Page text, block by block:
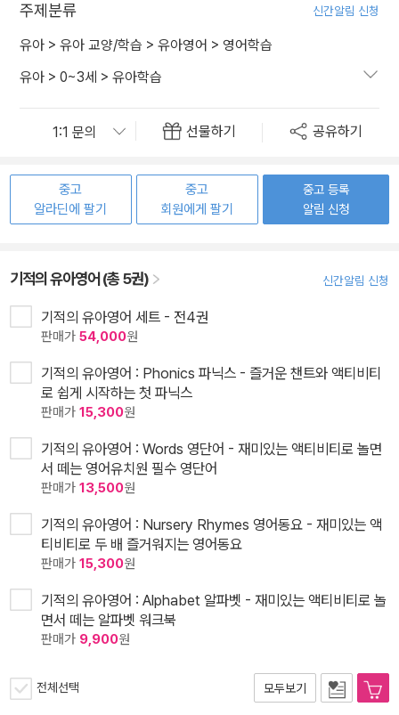
주제분류 신간알림 신청
유아 > 유아 교양/학습 > 유아영어 > 영어학습
유아 > 0~3세 > 유아학습
선물하기 공유하기
중고
알라딘에 팔기
중고
회원에게 팔기
중고 등록
알림 신청
기적의 유아영어 (총 5권) 신간알림 신청
기적의 유아영어 세트 - 전4권
판매가 54,000원
기적의 유아영어 : Phonics 파닉스 - 즐거운 챈트와 액티비티
로 쉽게 시작하는 첫 파닉스
판매가 15,300원
기적의 유아영어 : Words 영단어 - 재미있는 액티비티로 놀면
서 떼는 영어유치원 필수 영단어
판매가 13,500원
기적의 유아영어 : Nursery Rhymes 영어동요 - 재미있는 액
티비티로 두 배 즐거워지는 영어동요
판매가 15,300원
기적의 유아영어 : Alphabet 알파벳 - 재미있는 액티비티로 놀
면서 떼는 알파벳 워크북
판매가 9,900원
전체선택 모두보기